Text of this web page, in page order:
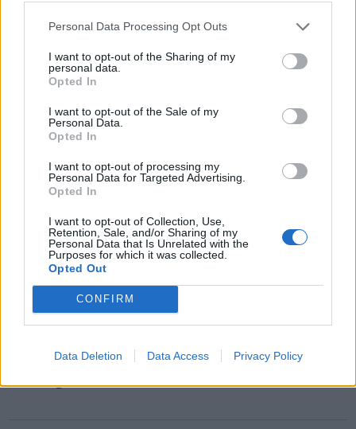
Personal Data Processing Opt Outs
I want to opt-out of the Sharing of my
personal data.
Opted In
I want to opt-out of the Sale of my
Personal Data.
Opted In
I want to opt-out of processing my
Personal Data for Targeted Advertising.
Opted In
I want to opt-out of Collection, Use,
Retention, Sale, and/or Sharing of my
Personal Data that Is Unrelated with the
Purposes for which it was collected.
Opted Out
CONFIRM
Data Deletion Data Access Privacy Policy
LAVENO MOMBELLO
Laveno Mombello: sconti speciali per